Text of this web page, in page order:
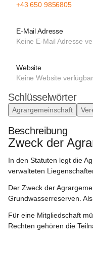
+43 650 9856805
E-Mail Adresse
Keine E-Mail Adresse
Website
Keine Website verfügbar
Schlüsselwörter
Agrargemeinschaft
Beschreibung
Zweck der
In den Statuten legt die
verwalteten
Der Zweck der
Grundwasserreserven.
Für eine Mitgliedschaft
Rechten gehören die